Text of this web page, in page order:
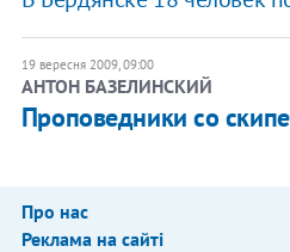
19 вересня 2009, 09:00
АНТОН БАЗЕЛИНСКИЙ
Проповедники со
Про нас
Реклама на сайті